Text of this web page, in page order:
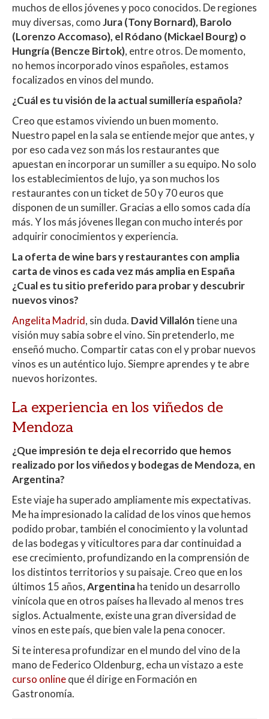
muchos de ellos jóvenes y poco conocidos. De regiones
muy diversas, comoJura (Tony Bornard), Barolo
(Lorenzo Accomaso), el Ródano (Mickael Bourg) o
Hungría (Bencze Birtok), entre otros. De momento,
no hemos incorporado vinos españoles, estamos
focalizados en vinos del mundo.
¿Cuál es tu visión de la actual sumillería española?
Creo que estamos viviendo un buen momento.
Nuestro papel en la sala se entiende mejor que antes, y
por eso cada vez son más los restaurantes que
apuestan en incorporar un sumiller a su equipo. No solo
los establecimientos de lujo, ya son muchos los
restaurantes con un ticket de 50 y 70 euros que
disponen de un sumiller. Gracias a ello somos cada día
más. Y los más jóvenes llegan con mucho interés por
adquirir conocimientos y experiencia.
La oferta de wine bars y restaurantes con amplia
carta de vinos es cada vez más amplia en España
¿Cual es tu sitio preferido para probar y descubrir
nuevos vinos?
Angelita Madrid, sin duda. David Villalóntiene una
visión muy sabia sobre el vino. Sin pretenderlo, me
enseñó mucho. Compartir catas con el y probar nuevos
vinos es un auténtico lujo. Siempre aprendes y te abre
nuevos horizontes.
La experiencia en los viñedos de
Mendoza
¿Que impresión te deja el recorrido que hemos
realizado por los viñedos y bodegas de Mendoza, en
Argentina?
Este viaje ha superado ampliamente mis expectativas.
Me ha impresionado la calidad de los vinos que hemos
podido probar, también el conocimiento y la voluntad
de las bodegas y viticultores para dar continuidad a
ese crecimiento, profundizando en la comprensión de
los distintos territorios y su paisaje. Creo que en los
últimos 15 años,Argentinaha tenido un desarrollo
vinícola que en otros países ha llevado al menos tres
siglos. Actualmente, existe una gran diversidad de
vinos en este país, que bien vale la pena conocer.
Si te interesa profundizar en el mundo del vino de la
mano de Federico Oldenburg, echa un vistazo a este
curso onlineque él dirige en Formación en
Gastronomía.